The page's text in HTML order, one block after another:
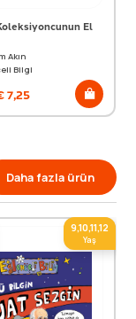
El
Akın
Bilgi
7,25
Daha fazla ürün
9,10,11,12
Yaş